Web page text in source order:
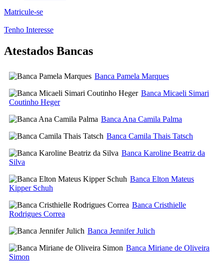
Matricule-se
Tenho Interesse
Atestados Bancas
Banca Pamela Marques
Banca Micaeli Simari
Coutinho Heger
Banca Ana Camila Palma
Banca Camila Thais Tatsch
Banca Karoline Beatriz da
Silva
Banca Elton Mateus
Kipper Schuh
Banca Cristhielle
Rodrigues Correa
Banca Jennifer Julich
Banca Miriane de Oliveira
Simon